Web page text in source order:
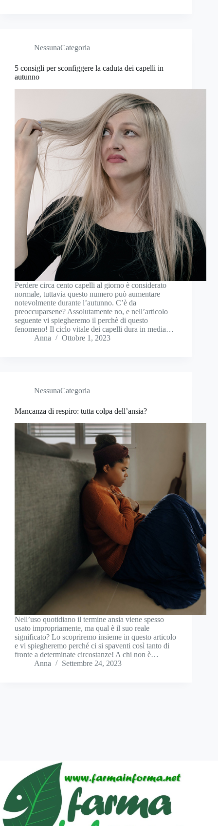
NessunaCategoria
5 consigli per sconfiggere la caduta dei capelli in
autunno
Perdere circa cento capelli al giorno è considerato
normale, tuttavia questo numero può aumentare
notevolmente durante l’autunno. C’è da
preoccuparsene? Assolutamente no, e nell’articolo
seguente vi spiegheremo il perchè di questo
fenomeno! Il ciclo vitale dei capelli dura in media…
Anna
Ottobre 1, 2023
NessunaCategoria
Mancanza di respiro: tutta colpa dell’ansia?
Nell’uso quotidiano il termine ansia viene spesso
usato impropriamente, ma qual è il suo reale
significato? Lo scopriremo insieme in questo articolo
e vi spiegheremo perché ci si spaventi così tanto di
fronte a determinate circostanze! A chi non è…
Anna
Settembre 24, 2023